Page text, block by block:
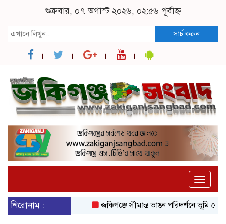
শুক্রবার, ০৭ অগাস্ট ২০২৬, ০২:৫৬ পূর্বাহ্ন
সার্চ করুন
Toggle
শিরোনাম :
জকিগঞ্জে সীমান্ত ভাঙন পরিদর্শনে ভূমি রেকর্ড